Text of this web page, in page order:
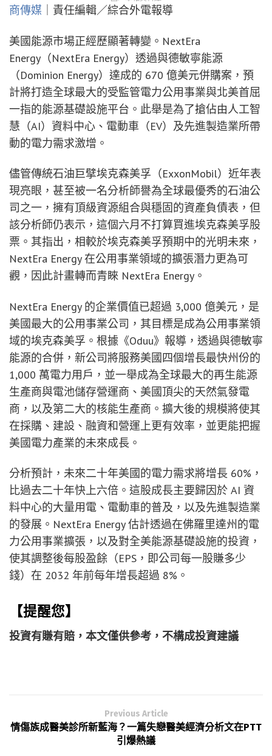
商傳媒 ｜責任編輯／綜合外電報導
美國能源市場正經歷顯著轉變。NextEra
Energy（NextEra Energy）透過與德敏寧能源
（Dominion Energy）達成的 670 億美元併購案，預
計將打造全球最大的受監管電力公用事業與北美首屈
一指的能源基礎設施平台。此舉是為了搶佔由人工智
慧（AI）資料中心、電動車（EV）及先進製造業所帶
動的電力需求激增。
儘管傳統石油巨擘埃克森美孚（ExxonMobil）近年表
現亮眼，甚至被一名分析師譽為全球最優秀的石油公
司之一，擁有頂級資源組合與穩固的資產負債表，但
該分析師仍表示，這個六月不打算買進埃克森美孚股
票。其指出，相較於埃克森美孚預期中的光明未來，
NextEra Energy 在公用事業領域的擴張潛力更為可
觀，因此計畫轉而青睞 NextEra Energy。
NextEra Energy 的企業價值已超過 3,000 億美元，是
美國最大的公用事業公司，其目標是成為公用事業領
域的埃克森美孚。根據《Oduu》報導，透過與德敏寧
能源的合併，新公司將服務美國四個增長最快州份的
1,000 萬電力用戶，並一舉成為全球最大的再生能源
生產商與電池儲存營運商、美國頂尖的天然氣發電
商，以及第二大的核能生產商。擴大後的規模將使其
在採購、建設、融資和營運上更有效率，並更能把握
美國電力產業的未來成長。
分析預計，未來二十年美國的電力需求將增長 60%，
比過去二十年快上六倍。這股成長主要歸因於 AI 資
料中心的大量用電、電動車的普及，以及先進製造業
的發展。NextEra Energy 估計透過在佛羅里達州的電
力公用事業擴張，以及對全美能源基礎設施的投資，
使其調整後每股盈餘（EPS，即公司每一股賺多少
錢）在 2032 年前每年增長超過 8%。
【提醒您】
投資有賺有賠，本文僅供參考，不構成投資建議
Previous Article
情傷族成醫美診所新藍海？一篇失戀醫美經濟分析文在PTT
引爆熱議